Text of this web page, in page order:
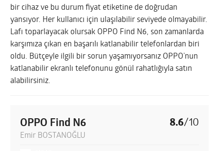
bir cihaz ve bu durum fiyat etiketine de doğrudan
yansıyor. Her kullanıcı için ulaşılabilir seviyede olmayabilir.
Lafı toparlayacak olursak OPPO Find N6, son zamanlarda
karşımıza çıkan en başarılı katlanabilir telefonlardan biri
oldu. Bütçeyle ilgili bir sorun yaşamıyorsanız OPPO’nun
katlanabilir ekranlı telefonunu gönül rahatlığıyla satın
alabilirsiniz.
OPPO Find N6 8.6/10
Emir BOSTANOĞLU